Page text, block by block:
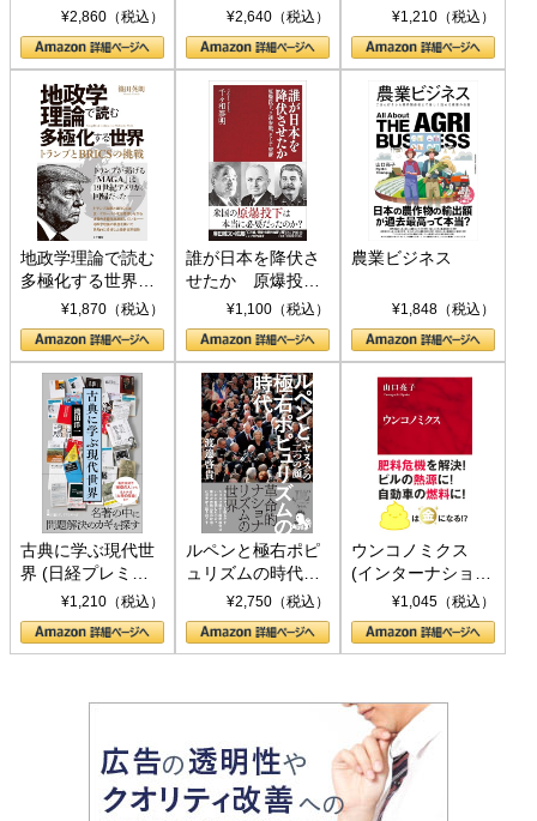
¥2,860（税込） ¥2,640（税込）
ト S 039)¥1,210（税込）
地政学理論で読む
多極化する世界：
トランプとBRICS
の挑戦
¥1,870（税込）
誰が日本を降伏さ
せたか 原爆投
下、ソ連参戦、そ
して聖断 (PHP新
書)
¥1,100（税込）
農業ビジネス
¥1,848（税込）
古典に学ぶ現代世
界 (日経プレミア
シリーズ)¥1,210（税込）
ルペンと極右ポピ
ュリズムの時代：
〈ヤヌス〉の二つ
の顔
¥2,750（税込）
ウンコノミクス
(インターナショナ
ル新書)¥1,045（税込）